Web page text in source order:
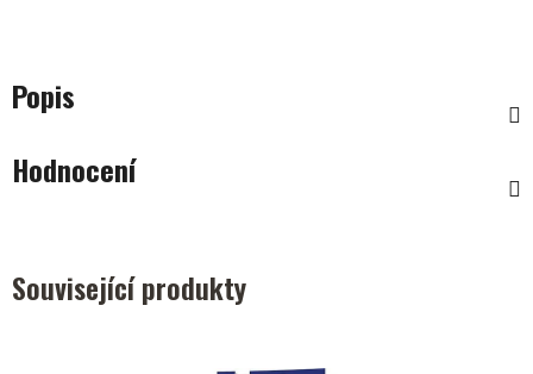
Popis
Hodnocení
Související produkty